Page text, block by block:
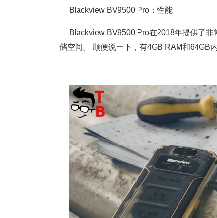
Blackview BV9500 Pro：性能
Blackview BV9500 Pro在2018年提供了
储空间。 顺便说一下，有4GB RAM和64GB